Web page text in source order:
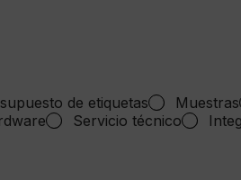
de etiquetas Muestras
Servicio técnico